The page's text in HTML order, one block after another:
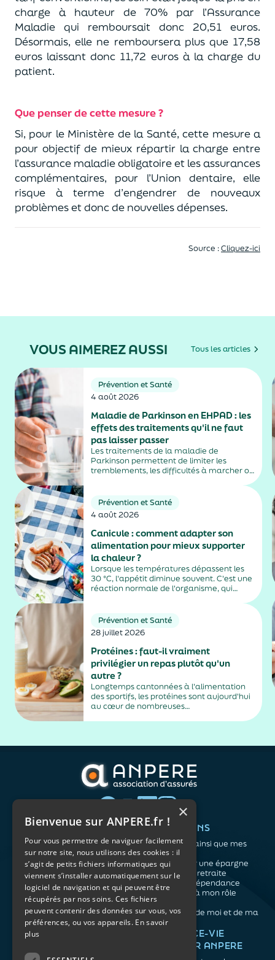
charge à hauteur de 70% par l’Assurance
Maladie qui remboursait donc 20,51 euros.
Désormais, elle ne remboursera plus que 17,58
euros laissant donc 11,72 euros à la charge du
patient.
Que penser de cette mesure ?
Si, pour le Ministère de la Santé, cette mesure a
pour objectif de mieux répartir la charge entre
l’assurance maladie obligatoire et les assurances
complémentaires, pour l’Union dentaire, elle
risque à terme d’engendrer de nouveaux
problèmes et donc de nouvelles dépenses.
Source :Cliquez-ici
VOUS AIMEREZ AUSSI Tous les articles
Prévention et Santé
4 août 2026
Maladie de Parkinson en EHPAD : les
effets des traitements qu'il ne faut
pas laisser passer
Les traitements de la maladie de
Parkinson permettent de limiter les
tremblements, les difficultés à marcher ou
parfois difficiles à repérer, notamment
chez les personnes âgées vivant en
EHPAD....
Prévention et Santé
4 août 2026
Canicule : comment adapter son
alimentation pour mieux supporter
la chaleur ?
Lorsque les températures dépassent les
30 °C, l'appétit diminue souvent. C'est une
réaction normale de l'organisme, qui
sauter des repas ? Quels aliments
privilégier ? Une alimentation adaptée
permet non...
Prévention et Santé
28 juillet 2026
Protéines : faut-il vraiment
privilégier un repas plutôt qu'un
autre ?
Longtemps cantonnées à l'alimentation
des sportifs, les protéines sont aujourd'hui
au cœur de nombreuses
distinguer les conseils fondés des effets de
QUI SOMMES-NOUS ?
L'association
Notre organisation
L’équipe
Les atouts du contrat
associatif
VOS BESOINS
Me protéger ainsi que mes
proches
Me constituer une épargne
Préparer ma retraite
Anticiper la dépendance
Me préparer à mon rôle
d'aidant
Prendre soin de moi et de ma
santé
NOS ARTICLES
ASSURANCE-VIE
FACILE PAR ANPERE
×
Bienvenue sur ANPERE.fr !
Pour vous permettre de naviguer facilement
sur notre site, nous utilisons des cookies : il
s’agit de petits fichiers informatiques qui
viennent s’installer automatiquement sur le
logiciel de navigation et qui peuvent être
récupérés par nos soins. Ces fichiers
peuvent contenir des données sur vous, vos
préférences, ou vos appareils. En savoir
plus